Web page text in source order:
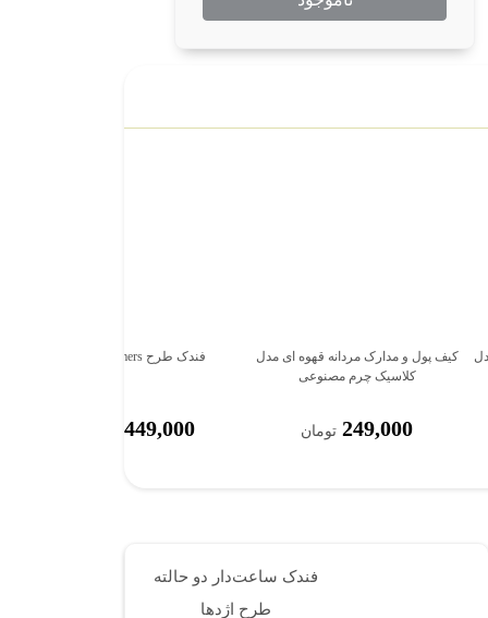
کیف پول و مدارک مردانه قهوه ای مدل
کلاسیک چرم مصنوعی
249,000 تومان
فندک طرح Transformers
449,000
فندک ساعت‌دار دو حالته
طرح اژدها